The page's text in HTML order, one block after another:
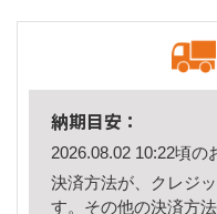
納期目安：
2026.08.02 10:22頃の
決済方法が、クレジ
す。その他の決済方